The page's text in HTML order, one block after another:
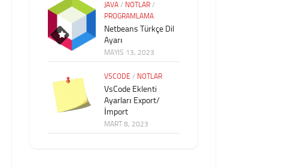
JAVA / NOTLAR /
PROGRAMLAMA
Netbeans Türkçe Dil
Ayarı
MAYIS 13, 2023
VSCODE / NOTLAR
VsCode Eklenti
Ayarları Export/
İmport
MART 8, 2023